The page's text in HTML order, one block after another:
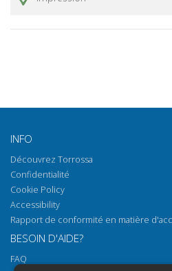
INFO
Découvrez Torrossa
Confidentialité
Cookie Policy
Accessibility
Rapport de conformité en matière
BESOIN D'AIDE?
FAQ